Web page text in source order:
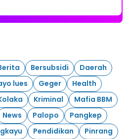
Bersubsidi
Daerah
lues Geger
Health
Kriminal
Mafia BBM
News Palopo
Pangkep
Pendidikan
Pinrang